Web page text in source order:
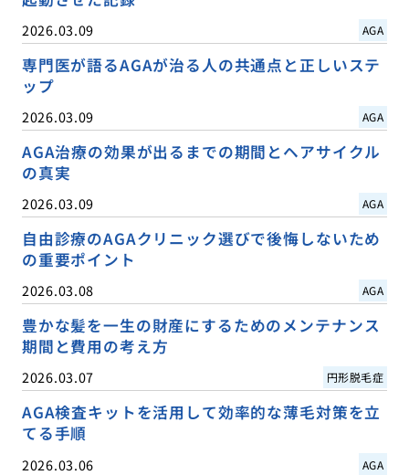
2026.03.09 AGA
専門医が語るAGAが治る人の共通点と正しいステ
ップ
2026.03.09 AGA
AGA治療の効果が出るまでの期間とヘアサイクル
の真実
2026.03.09 AGA
自由診療のAGAクリニック選びで後悔しないため
の重要ポイント
2026.03.08 AGA
豊かな髪を一生の財産にするためのメンテナンス
期間と費用の考え方
2026.03.07 円形脱毛症
AGA検査キットを活用して効率的な薄毛対策を立
てる手順
2026.03.06 AGA